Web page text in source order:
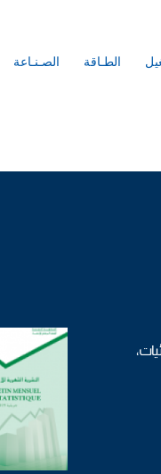
الطـاقة الصـنـاعة